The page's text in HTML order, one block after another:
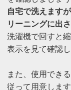
自宅で洗えます
リーニングに出
洗濯機で回すと
表示を見て確認し
また、使用でき
従って用意しま